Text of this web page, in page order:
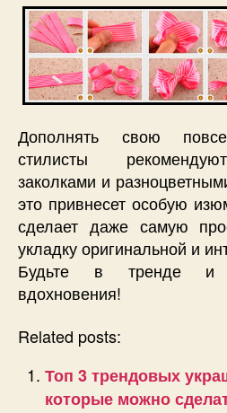
Дополнять свою
стилисты
заколками и
это привнесет особую
сделает даже самую
укладку оригинальной и
Будьте в тренде и
вдохновения!
Related posts:
Топ 3 трендовых
которые можно